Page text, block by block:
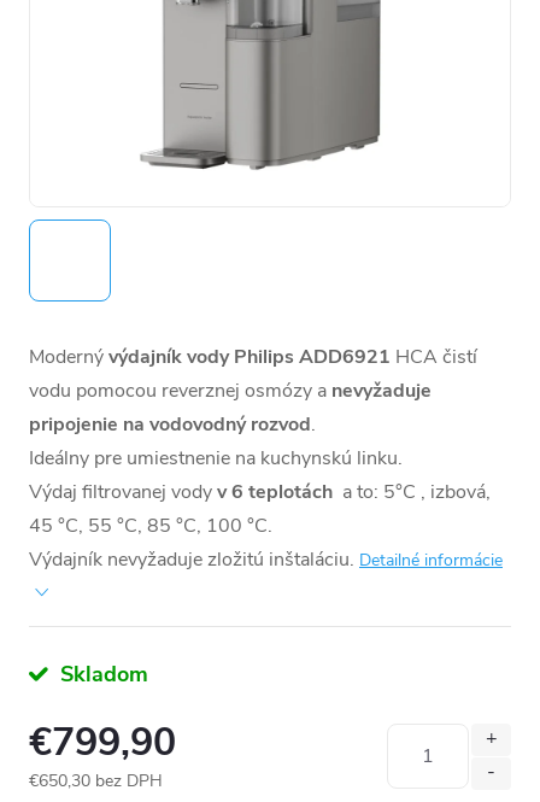
Modernývýdajník vody Philips ADD6921 HCA čistí
vodu pomocou reverznej osmózy a nevyžaduje
pripojenie na vodovodný rozvod.
Ideálny pre umiestnenie na kuchynskú linku.
Výdaj filtrovanej vodyv 6 teplotách a to: 5°C , izbová,
45 °C, 55 °C, 85 °C, 100 °C.
Výdajník nevyžaduje zložitú inštaláciu. Detailné informácie
Skladom
€799,90
€650,30 bez DPH